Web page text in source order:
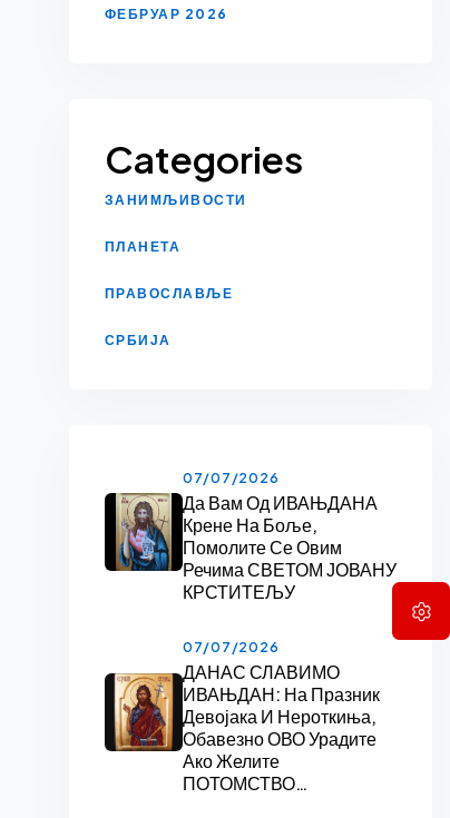
ФЕБРУАР 2026
Categories
ЗАНИМЉИВОСТИ
ПЛАНЕТА
ПРАВОСЛАВЉЕ
СРБИЈА
07/07/2026
Да Вам Од ИВАЊДАНА
Крене На Боље,
Помолите Се Овим
Речима СВЕТОМ ЈОВАНУ
КРСТИТЕЉУ
07/07/2026
ДАНАС СЛАВИМО
ИВАЊДАН: На Празник
Девојака И Нероткиња,
Обавезно ОВО Урадите
Ако Желите
ПОТОМСТВО…